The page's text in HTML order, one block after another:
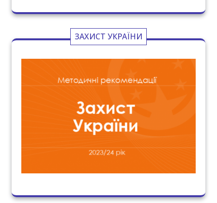
ЗАХИСТ УКРАЇНИ